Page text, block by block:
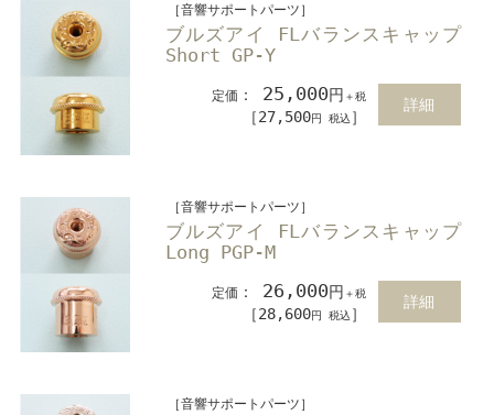
［音響サポートパーツ］
ブルズアイ FLバランスキャップ
Short GP-Y
定価 ： 25,000円 ＋税
［27,500円 税込 ］
詳細
［音響サポートパーツ］
ブルズアイ FLバランスキャップ
Long PGP-M
定価 ： 26,000円 ＋税
［28,600円 税込 ］
詳細
［音響サポートパーツ］